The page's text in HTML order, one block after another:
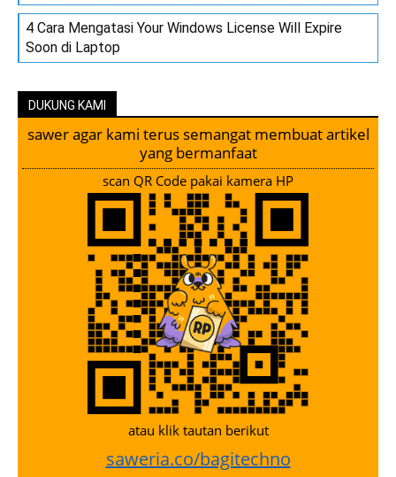
4 Cara Mengatasi Your Windows License Will Expire
Soon di Laptop
DUKUNG KAMI
sawer agar kami terus semangat membuat artikel
yang bermanfaat
scan QR Code pakai kamera HP
atau klik tautan berikut
saweria.co/bagitechno